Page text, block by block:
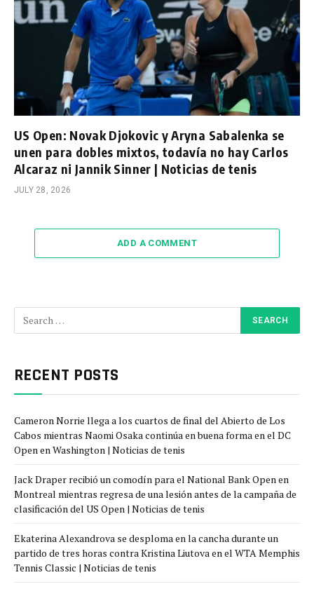
US Open: Novak Djokovic y Aryna Sabalenka se
unen para dobles mixtos, todavía no hay Carlos
Alcaraz ni Jannik Sinner | Noticias de tenis
JULY 28, 2026
ADD A COMMENT
RECENT POSTS
Cameron Norrie llega a los cuartos de final del Abierto de Los
Cabos mientras Naomi Osaka continúa en buena forma en el DC
Open en Washington | Noticias de tenis
Jack Draper recibió un comodín para el National Bank Open en
Montreal mientras regresa de una lesión antes de la campaña de
clasificación del US Open | Noticias de tenis
Ekaterina Alexandrova se desploma en la cancha durante un
partido de tres horas contra Kristina Liutova en el WTA Memphis
Tennis Classic | Noticias de tenis